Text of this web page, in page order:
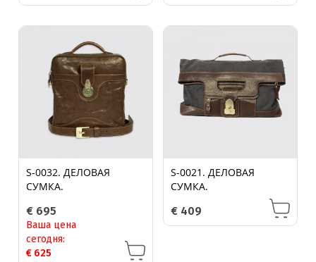
S-0032. ДЕЛОВАЯ
СУМКА.
€ 695
Ваша цена
сегодня:
€ 625
S-0021. ДЕЛОВАЯ
СУМКА.
€ 409